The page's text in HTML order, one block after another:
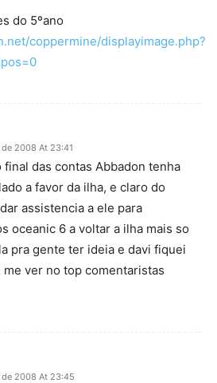
do 5ºano
coppermine/displayimage.php?
2008 At 23:41
final das contas Abbadon tenha
a favor da ilha, e claro do
assistencia a ele para
oceanic 6 a voltar a ilha mais so
pra gente ter ideia e davi fiquei
ver no top comentaristas
2008 At 23:45